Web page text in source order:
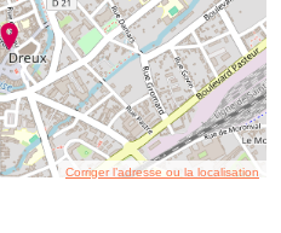
Corriger l’adresse ou la localisation